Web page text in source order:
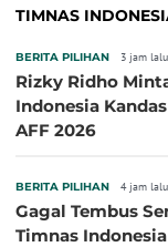
TIMNAS
BERITA PILIHAN 3 jam lalu
Rizky Ridho
Indonesia
AFF 2026
BERITA PILIHAN 4 jam lalu
Gagal Tembus
Timnas